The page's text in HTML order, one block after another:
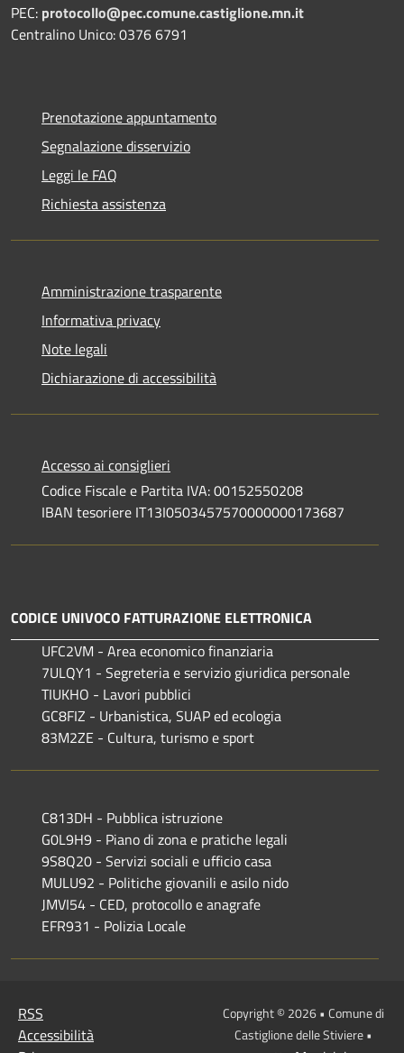
PEC: protocollo@pec.comune.castiglione.mn.it
Centralino Unico: 0376 6791
Prenotazione appuntamento
Segnalazione disservizio
Leggi le FAQ
Richiesta assistenza
Amministrazione trasparente
Informativa privacy
Note legali
Dichiarazione di accessibilità
Accesso ai consiglieri
Codice Fiscale e Partita IVA: 00152550208
IBAN tesoriere IT13I0503457570000000173687
CODICE UNIVOCO FATTURAZIONE ELETTRONICA
UFC2VM - Area economico finanziaria
7ULQY1 - Segreteria e servizio giuridica personale
TIUKHO - Lavori pubblici
GC8FIZ - Urbanistica, SUAP ed ecologia
83M2ZE - Cultura, turismo e sport
C813DH - Pubblica istruzione
G0L9H9 - Piano di zona e pratiche legali
9S8Q20 - Servizi sociali e ufficio casa
MULU92 - Politiche giovanili e asilo nido
JMVI54 - CED, protocollo e anagrafe
EFR931 - Polizia Locale
RSS
Accessibilità
Copyright © 2026 • Comune di
Castiglione delle Stiviere •